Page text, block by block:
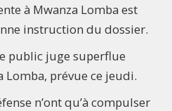
à Mwanza Lomba est
instruction du dossier.
public juge superflue
Lomba, prévue ce jeudi.
n’ont qu’à compulser